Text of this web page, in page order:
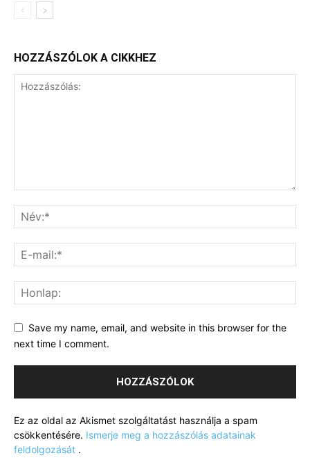
HOZZÁSZÓLOK A CIKKHEZ
Save my name, email, and website in this browser for the
next time I comment.
Ez az oldal az Akismet szolgáltatást használja a spam
csökkentésére. Ismerje meg a hozzászólás adatainak
feldolgozását .